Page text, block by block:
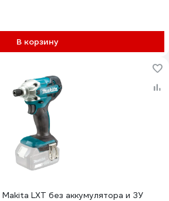
В корзину
LXT без аккумулятора и ЗУ